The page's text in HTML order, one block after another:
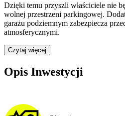
Dzięki temu przyszli właściciele nie
wolnej przestrzeni parkingowej.
garażu podziemnym zabezpiecza
atmosferycznymi.
Czytaj więcej
Opis Inwestycji